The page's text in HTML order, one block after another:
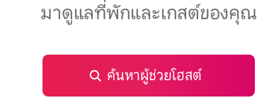
มาดูแลที่พักและเกสต์ของคุณ
ค้นหาผู้ช่วยโฮสต์